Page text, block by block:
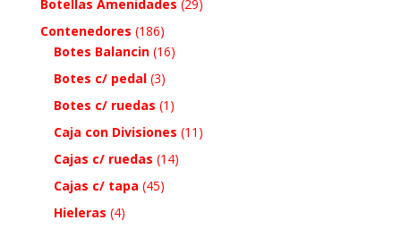
Botellas Amenidades (29)
Contenedores (186)
Botes Balancin (16)
Botes c/ pedal (3)
Botes c/ ruedas (1)
Caja con Divisiones (11)
Cajas c/ ruedas (14)
Cajas c/ tapa (45)
Hieleras (4)